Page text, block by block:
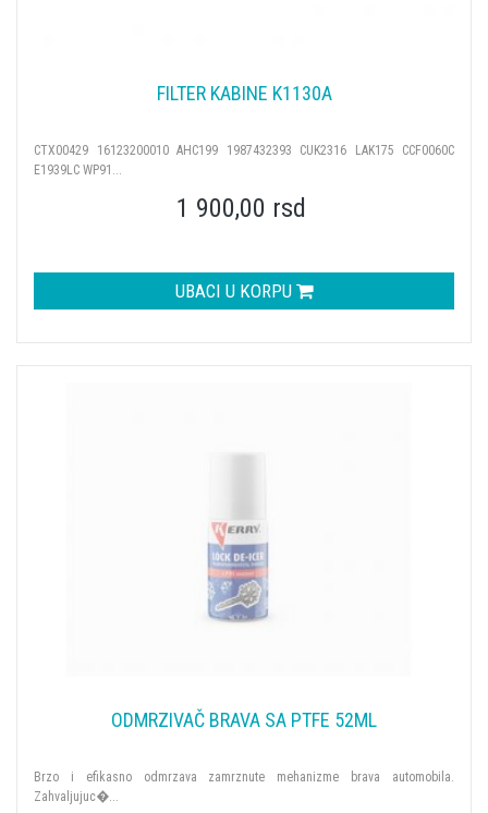
FILTER KABINE K1130A
CTX00429 16123200010 AHC199 1987432393 CUK2316 LAK175 CCF0060C
E1939LC WP91...
1 900,00 rsd
UBACI U KORPU
ODMRZIVAČ BRAVA SA PTFE 52ML
Brzo i efikasno odmrzava zamrznute mehanizme brava automobila.
Zahvaljujuc�...